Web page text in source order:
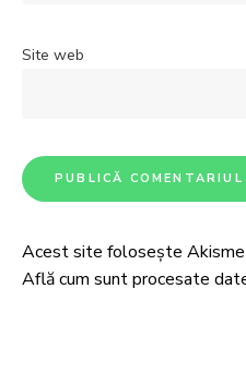
Site web
Acest site folosește
Află cum sunt procesate